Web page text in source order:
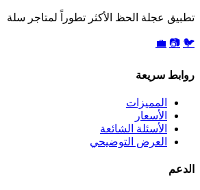
تطبيق عجلة الحظ الأكثر تطوراً لمتاجر سلة
🐦
📷
💼
روابط سريعة
المميزات
الأسعار
الأسئلة الشائعة
العرض التوضيحي
الدعم